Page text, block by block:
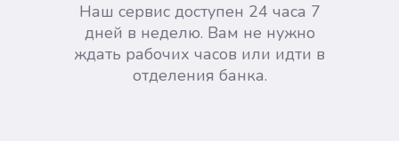
Наш сервис доступен 24 часа 7
дней в неделю. Вам не нужно
ждать рабочих часов или идти в
отделения банка.